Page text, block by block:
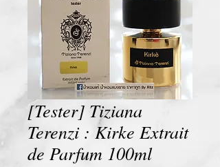
[Tester] Tiziana
Terenzi : Kirke Extrait
de Parfum 100ml